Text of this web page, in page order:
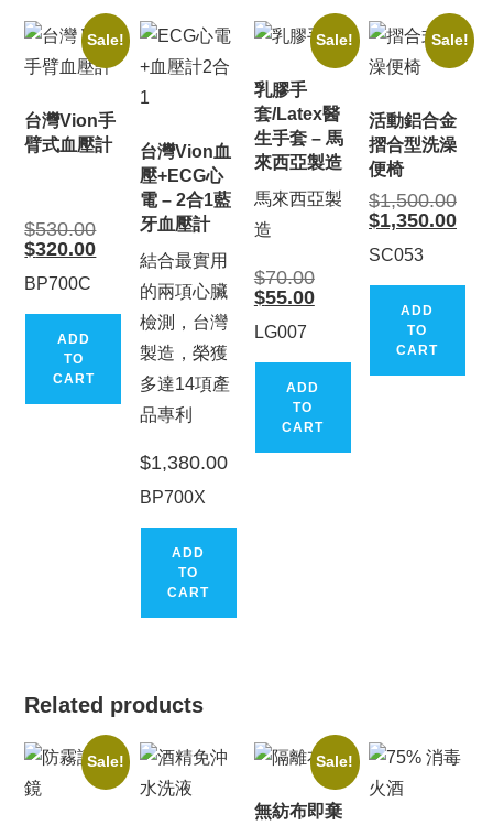
Sale!
台灣Vion手
臂式血壓計
$530.00Original
was:
$530.00.
$320.00Current
price
$320.00.
BP700C
ADD
TO
CART
台灣Vion血
壓+ECG心
電 – 2合1藍
牙血壓計
結合最實用
的兩項心臟
檢測，台灣
製造，榮獲
多達14項產
品專利
$1,380.00
BP700X
ADD
TO
CART
Sale!
乳膠手
套/Latex醫
生手套 – 馬
來西亞製造
馬來西亞製
造
$70.00Original
price
was:
$55.00Current
price
LG007
ADD
TO
CART
Sale!
活動鋁合金
摺合型洗澡
便椅
$1,500.00
was:
$1,350.00
price
SC053
ADD
TO
CART
Related products
Sale! Sale!
無紡布即棄